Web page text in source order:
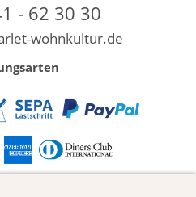
- 62 30 30
wohnkultur.de